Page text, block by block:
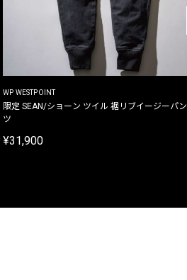
WP WESTPOINT
限定 SEAN/ショーン ツイル 裾リブイージーパン
ツ
¥31,900